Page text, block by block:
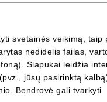
svetainės veikimą, taip
nedidelis failas,
Slapukai leidžia
jūsų pasirinktą
Bendrovė gali tvarkyti